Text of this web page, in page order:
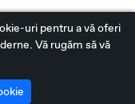
rezervate.
uri pentru a vă oferi
Vă rugăm să vă